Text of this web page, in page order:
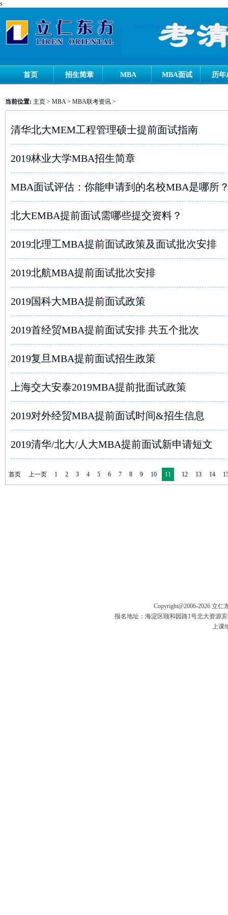
s
首页 招生简章 MBA MBA面试 历年
当前位置: 主页 > MBA> MBA联考资讯 >
清华北大MEM工程管理硕士提前面试指南
2019林业大学MBA招生简章
MBA面试评估：你能申请到的名校MBA是哪所
北大EMBA提前面试需哪些提交资料？
2019北理工MBA提前面试政策及面试批次安排
2019北航MBA提前面试批次安排
2019国科大MBA提前面试政策
2019首经贸MBA提前面试安排 共五个批次
2019复旦MBA提前面试招生政策
上海交大安泰2019MBA提前批面试政策
2019对外经贸MBA提前面试时间&招生信息
2019清华/北大/人大MBA提前面试新申请短文
首页 上一页 1 2 3 4 5 6 7 8 9 10 11 12 13 14
Copyright@2006-2026 立仁
报名地址：海淀区颐和园路1号北大资源
上课